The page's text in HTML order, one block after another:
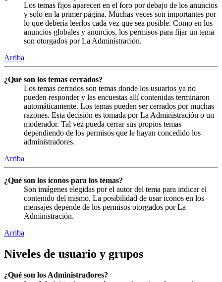
Los temas fijos aparecen en el foro por debajo de los anuncios
y solo en la primer página. Muchas veces son importantes por
lo que debería leerlos cada vez que sea posible. Como en los
anuncios globales y anuncios, los permisos para fijar un tema
son otorgados por La Administración.
Arriba
¿Qué son los temas cerrados?
Los temas cerrados son temas donde los usuarios ya no
pueden responder y las encuestas allí contenidas terminaron
automáticamente. Los temas pueden ser cerrados por muchas
razones. Esta decisión es tomada por La Administración o un
moderador. Tal vez pueda cerrar sus propios temas
dependiendo de los permisos que le hayan concedido los
administradores.
Arriba
¿Qué son los iconos para los temas?
Son imágenes elegidas por el autor del tema para indicar el
contenido del mismo. La posibilidad de usar iconos en los
mensajes depende de los permisos otorgados por La
Administración.
Arriba
Niveles de usuario y grupos
¿Qué son los Administradores?